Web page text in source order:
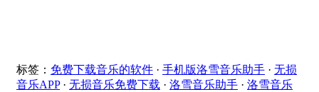
标签： 免费下载音乐的软件 · 手机版洛雪音乐助手 · 无损
音乐APP· 无损音乐免费下载 · 洛雪音乐助手 · 洛雪音乐